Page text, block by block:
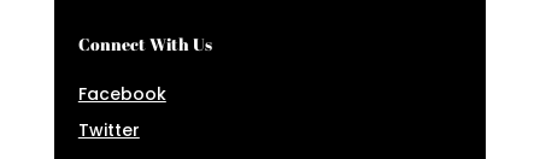
Connect With Us
Facebook
Twitter